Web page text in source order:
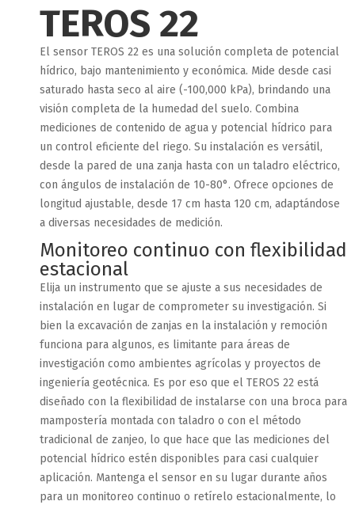
TEROS 22
El sensor TEROS 22 es una solución completa de potencial
hídrico, bajo mantenimiento y económica. Mide desde casi
saturado hasta seco al aire (-100,000 kPa), brindando una
visión completa de la humedad del suelo. Combina
mediciones de contenido de agua y potencial hídrico para
un control eficiente del riego. Su instalación es versátil,
desde la pared de una zanja hasta con un taladro eléctrico,
con ángulos de instalación de 10-80°. Ofrece opciones de
longitud ajustable, desde 17 cm hasta 120 cm, adaptándose
a diversas necesidades de medición.
Monitoreo continuo con flexibilidad
estacional
Elija un instrumento que se ajuste a sus necesidades de
instalación en lugar de comprometer su investigación. Si
bien la excavación de zanjas en la instalación y remoción
funciona para algunos, es limitante para áreas de
investigación como ambientes agrícolas y proyectos de
ingeniería geotécnica. Es por eso que el TEROS 22 está
diseñado con la flexibilidad de instalarse con una broca para
mampostería montada con taladro o con el método
tradicional de zanjeo, lo que hace que las mediciones del
potencial hídrico estén disponibles para casi cualquier
aplicación. Mantenga el sensor en su lugar durante años
para un monitoreo continuo o retírelo estacionalmente, lo